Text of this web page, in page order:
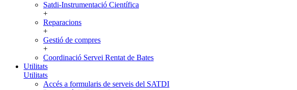
Satdi-Instrumentació Científica
+
Reparacions
+
Gestió de compres
+
Coordinació Servei Rentat de Bates
Utilitats
Utilitats
Accés a formularis de serveis del SATDI